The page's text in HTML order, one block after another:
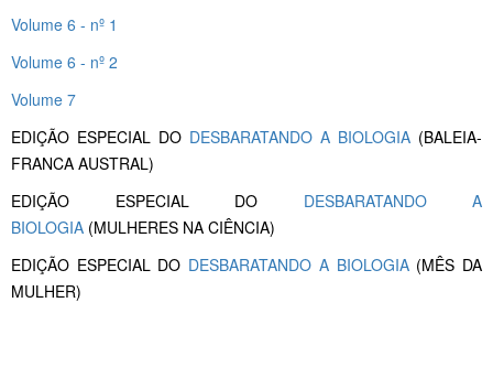
Volume 6 - nº 1
Volume 6 - nº 2
Volume 7
EDIÇÃO ESPECIAL DO DESBARATANDO A BIOLOGIA (BALEIA-
FRANCA AUSTRAL)
EDIÇÃO ESPECIAL DO DESBARATANDO A
BIOLOGIA (MULHERES NA CIÊNCIA)
EDIÇÃO ESPECIAL DO DESBARATANDO A BIOLOGIA(MÊS DA
MULHER)